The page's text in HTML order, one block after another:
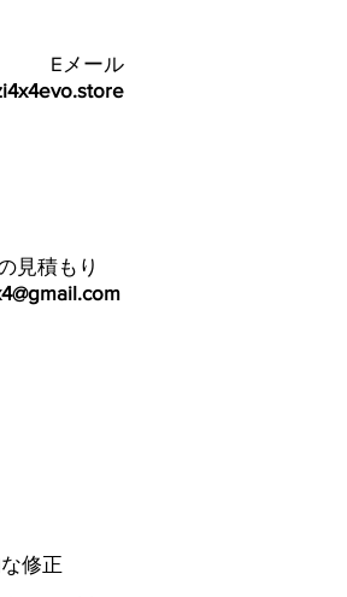
Eメール
見積もり
修正